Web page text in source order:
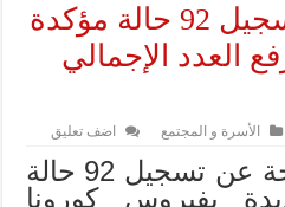
فيروس كورونا: تسجيل 92 حالة مؤكدة
العدد الإجمالي
الأسرة و المجتمع اضف تعليق
أعلنت وزارة الصحة عن تسجيل 92 حالة
بفيروس كورونا